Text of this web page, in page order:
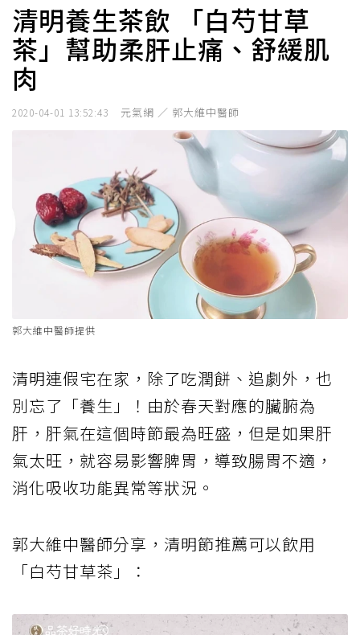
清明養生茶飲 「白芍甘草
茶」幫助柔肝止痛、舒緩肌
肉
2020-04-01 13:52:43 元氣網 ／ 郭大維中醫師
郭大維中醫師提供
清明連假宅在家，除了吃潤餅、追劇外，也
別忘了「養生」！由於春天對應的臟腑為
肝，肝氣在這個時節最為旺盛，但是如果肝
氣太旺，就容易影響脾胃，導致腸胃不適，
消化吸收功能異常等狀況。
郭大維中醫師分享，清明節推薦可以飲用
「白芍甘草茶」：